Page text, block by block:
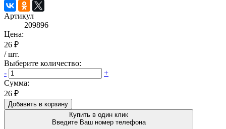
Артикул
209896
Цена:
26 ₽
/шт.
Выберите количество:
-
+
Сумма:
26 ₽
Добавить в корзину
Купить в один клик
Введите Ваш номер телефона